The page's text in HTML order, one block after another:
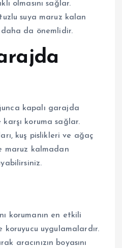
olmasını sağlar.
suya maruz kalan
da önemlidir.
kapalı garajda
koruma sağlar.
kuş pislikleri ve ağaç
maruz kalmadan
korumanın en etkili
koruyucu uygulamalardır.
aracınızın boyasını